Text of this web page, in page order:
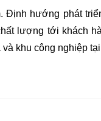
Định hướng phát
lượng tới khách
khu công nghiệp